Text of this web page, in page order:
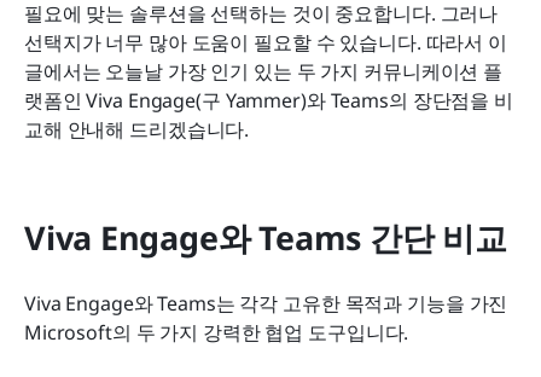
필요에 맞는 솔루션을 선택하는 것이 중요합니다. 그러나
선택지가 너무 많아 도움이 필요할 수 있습니다. 따라서 이
글에서는 오늘날 가장 인기 있는 두 가지 커뮤니케이션 플
랫폼인 Viva Engage(구 Yammer)와 Teams의 장단점을 비
교해 안내해 드리겠습니다.
Viva Engage와 Teams 간단 비교
Viva Engage와 Teams는 각각 고유한 목적과 기능을 가진
Microsoft의 두 가지 강력한 협업 도구입니다.